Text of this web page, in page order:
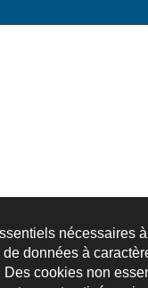
nécessaires
données à
cookies non